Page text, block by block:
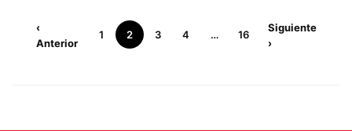
‹
Anterior
1 2 3 4 … 16
Siguiente
›